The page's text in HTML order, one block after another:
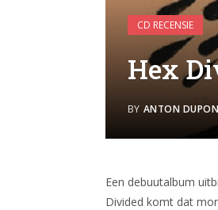
CD RECENSIE
Hex
BY ANTON
Een debuutalbum
Divided komt dat